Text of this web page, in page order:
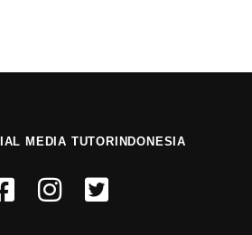
MEDIA TUTORINDONESIA